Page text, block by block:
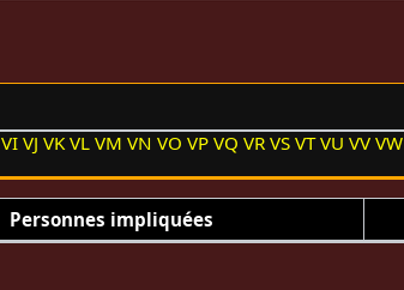
VI VJ VK VL VM VN VO VP VQ VR VS VT VU VV VW
Personnes impliquées